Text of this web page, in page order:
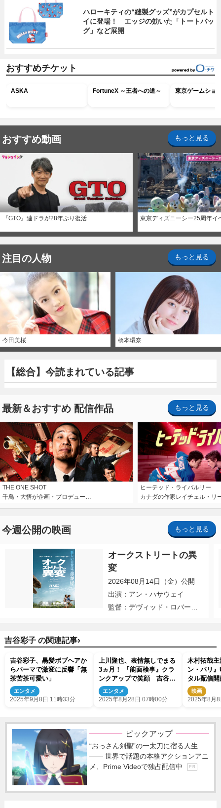
ハローキティの“縫製グッズ”がカプセルト
イに登場！ エッジの効いた「トートバッ
グ」など展開
おすすめチケット
ASKA FortuneX ～王者への道～ 東京ゲームショ
おすすめ動画 もっと見る
『GTO』連ドラが28年ぶり復活 東京ディズニーシー25周年イ
注目の人物 もっと見る
今田美桜 橋本環奈
【総合】今読まれている記事
最新＆おすすめ 配信作品 もっと見る
THE ONE SHOT
千鳥・大悟が企画・プロデュー…
ヒーテッド・ライバルリー
カナダの作家レイチェル・リ
今週公開の映画 もっと見る
オークストリートの異
変
2026年08月14日（金）公開
出演：アン・ハサウェイ
監督：デヴィッド・ロバー
吉谷彩子 の関連記事›
吉谷彩子、黒髪ボブヘアか
らパーマで激変に反響「無
茶苦茶可愛い」
エンタメ
2025年9月8日 11時33分
上川隆也、表情無しでまる
3ヵ月！ 『能面検事』クラ
ンクアップで笑顔 吉谷彩
子＆大西流星らコメントも
エンタメ
2025年8月28日 07時00分
木村拓哉
ン・パリ』
タル配信
41億円突
画
映画
2025年8月
ピックアップ
“おっさん剣聖”の一太刀に宿る人生
―― 世界で話題の本格アクションアニ
メ、Prime Videoで独占配信中
P R